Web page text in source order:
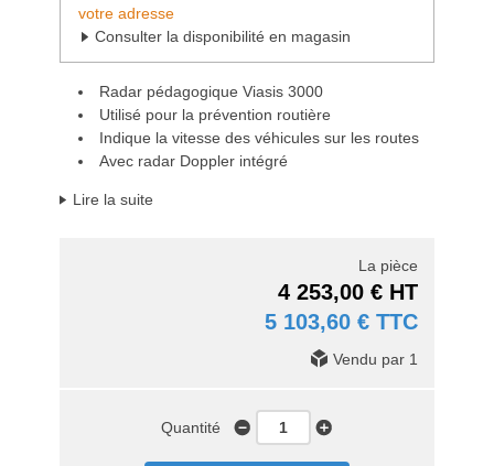
votre adresse
Consulter la disponibilité en magasin
Radar pédagogique Viasis 3000
Utilisé pour la prévention routière
Indique la vitesse des véhicules sur les routes
Avec radar Doppler intégré
Lire la suite
La pièce
4 253,00 € HT
5 103,60 € TTC
Vendu par 1
Quantité